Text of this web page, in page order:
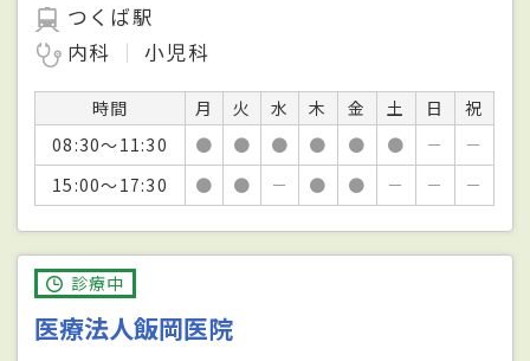
つくば駅
内科
小児科
時間 月 火 水 木 金 土 日
祝
08:30～11:30
● ● ● ● ● ● －
－
15:00～17:30
● ● － ● ● － － －
診療中
医療法人飯岡医院